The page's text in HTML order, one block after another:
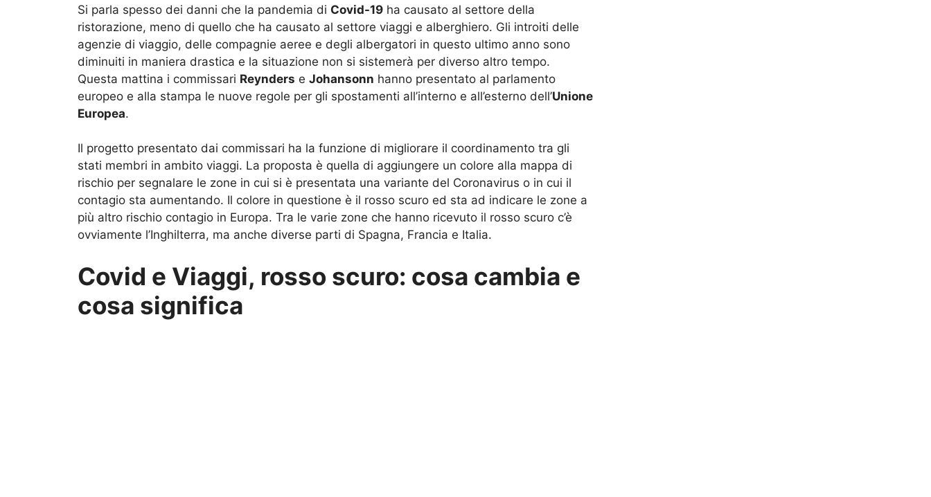
Si parla spesso dei danni che la pandemia di Covid-19 ha causato al settore della
ristorazione, meno di quello che ha causato al settore viaggi e alberghiero. Gli introiti delle
agenzie di viaggio, delle compagnie aeree e degli albergatori in questo ultimo anno sono
diminuiti in maniera drastica e la situazione non si sistemerà per diverso altro tempo.
Questa mattina i commissari Reynders e Johansonn hanno presentato al parlamento
europeo e alla stampa le nuove regole per gli spostamenti all’interno e all’esterno dell’Unione
Europea.
Il progetto presentato dai commissari ha la funzione di migliorare il coordinamento tra gli
stati membri in ambito viaggi. La proposta è quella di aggiungere un colore alla mappa di
rischio per segnalare le zone in cui si è presentata una variante del Coronavirus o in cui il
contagio sta aumentando. Il colore in questione è il rosso scuro ed sta ad indicare le zone a
più altro rischio contagio in Europa. Tra le varie zone che hanno ricevuto il rosso scuro c’è
ovviamente l’Inghilterra, ma anche diverse parti di Spagna, Francia e Italia.
Covid e Viaggi, rosso scuro: cosa cambia e
cosa significa